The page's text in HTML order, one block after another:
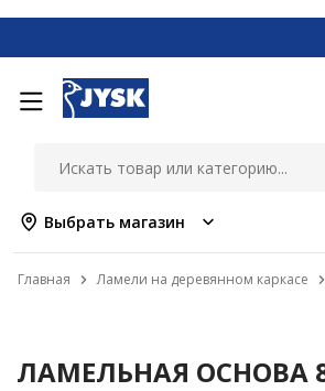
Выбрать магазин
Главная Ламели на деревянном каркасе
ЛАМЕЛЬНАЯ ОСНОВА